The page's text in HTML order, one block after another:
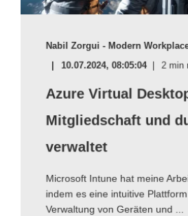
Nabil Zorgui - Modern
10.07.2024, 08:05:04
2 min
Azure Virtual
Mitgliedschaft und
verwaltet
Microsoft Intune hat meine
indem es eine intuitive
Verwaltung von Geräten und ...